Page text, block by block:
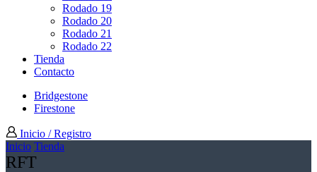
Rodado 19
Rodado 20
Rodado 21
Rodado 22
Tienda
Contacto
Bridgestone
Firestone
Inicio / Registro
Inicio Tienda
RFT